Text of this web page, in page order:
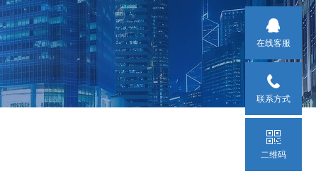
在线客服
联系方式
二维码